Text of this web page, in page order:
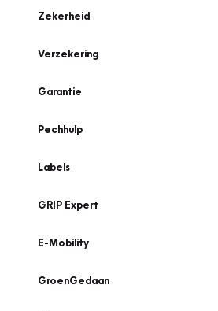
Zekerheid
Verzekering
Garantie
Pechhulp
Labels
GRIP Expert
E-Mobility
GroenGedaan